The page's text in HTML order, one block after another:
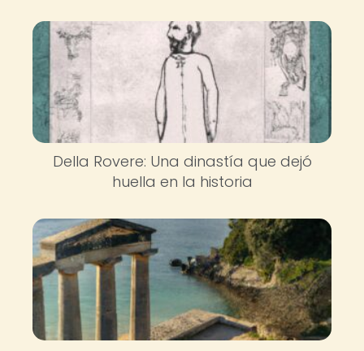
Della Rovere: Una dinastía que dejó
huella en la historia